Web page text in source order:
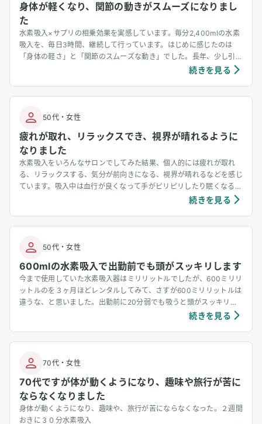
身体が軽くなり、関節の動きがスムーズになりまし
た
水素吸入×サプリの相乗効果を実感しています。毎分2,400mlの水素
吸入を、毎日3時間、継続して行っています。はじめに感じたのは
「身体の軽さ」と「関節のスムーズな動き」でした。長年、少し引っ
かかるような違和感があった指や首の関節が、しなやかに動くように
の排出を目的にカルノシンとNMNのサプリメントを併用していま
値に戻りました。これは、水素の抗酸化・抗糖化作用がサポートして
くれていると確信しています。おまけのような変化かもしれません
が、髪の毛のハリや濃さも、明らかに変わりはじめました。年齢とと
もにあきらめていた部分にも、可能性を感じています。水素吸入は、
単なる“リラックス”では終わらない。体の中から修復と再起動が始ま
続きを見る
50代・女性
疲れが取れ、リラックスでき、視界が晴れるように
なりました
水素吸入をいろんなサロンでしてみた結果、個人的には疲れが取れ
る、リラックスする、気分が前向きになる、視界が晴れるなどを感じ
ています。吸入中は血行が良くなって手がピリピリしたり眠くなる時
もあります。水素は効果を感じないという人もいるけれど、個人的に
続きを見る
50代・女性
600mlの水素吸入で出勤前でも頭がスッキリします
今まで使用していた水素吸入器はミリリットルでしたが、600ミリリ
ットルのを３ヶ月ほどレンタルしてみて、さすが600ミリリットルは
違うな、と思いました。出勤前に20分弱でも吸うと頭がスッキリす
続きを見る
70代・女性
70代ですが体が動くようになり、趣味や旅行が苦に
ならなくなりました
身体が動くようになり、趣味や、旅行が苦にならなくなった。２週間
おきに３０分水素吸入